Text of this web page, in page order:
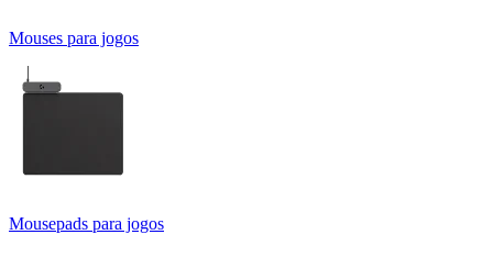
Mouses para jogos
Mousepads para jogos